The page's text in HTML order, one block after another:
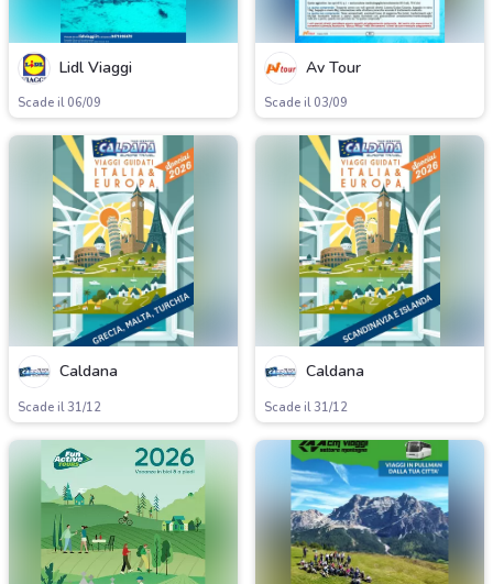
Lidl Viaggi
Scade il 06/09
Av Tour
Scade il 03/09
Caldana
Scade il 31/12
Caldana
Scade il 31/12